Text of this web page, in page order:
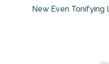
New Even Tonifying